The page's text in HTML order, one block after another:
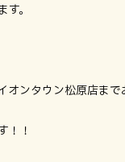
。
オンタウン松原店まで
！！